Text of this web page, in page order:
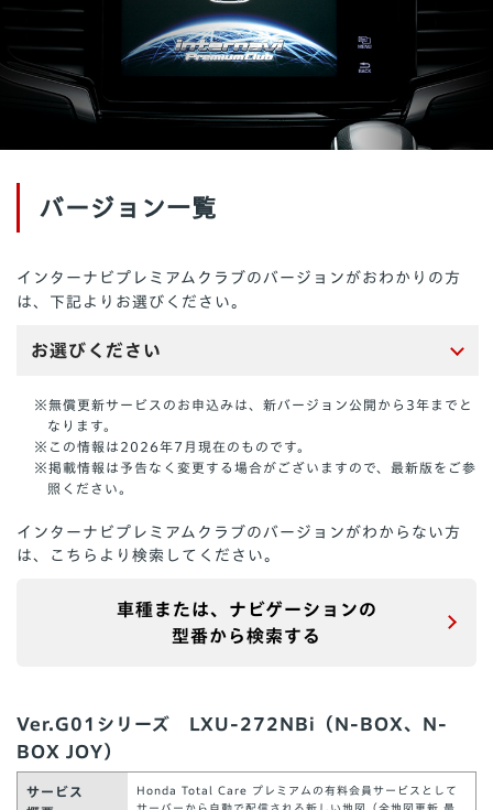
バージョン一覧
インターナビプレミアムクラブのバージョンがおわかりの方
は、下記よりお選びください。
お選びください
※無償更新サービスのお申込みは、新バージョン公開から3年までと
なります。
※この情報は2026年7月現在のものです。
※掲載情報は予告なく変更する場合がございますので、最新版をご参
照ください。
インターナビプレミアムクラブのバージョンがわからない方
は、
こちらより検索してください。
車種または、ナビゲーションの
型番から検索する
Ver.G01シリーズ LXU-272NBi（N-BOX、N-
BOX JOY）
サービス
Honda Total Care プレミアムの有料会員サービスとして